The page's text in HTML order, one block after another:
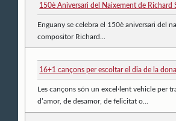
150è Aniversari del Naixement de Richard
Enguany se celebra el 150è aniversari del
compositor Richard...
16+1 cançons per escoltar el dia de la dona
Les cançons són un excel·lent vehicle per
d’amor, de desamor, de felicitat o...